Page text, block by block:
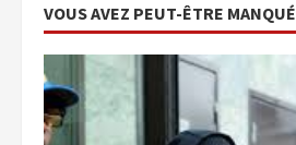
VOUS AVEZ PEUT-ÊTRE MANQUÉ